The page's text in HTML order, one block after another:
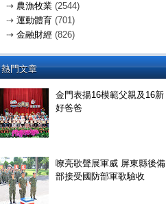
⇢ 農漁牧業 (2544)
⇢ 運動體育 (701)
⇢ 金融財經 (826)
熱門文章
金門表揚16模範父親及16新
好爸爸
嘹亮歌聲展軍威 屏東縣後備
部接受國防部軍歌驗收